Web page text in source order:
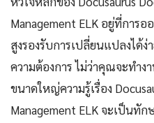
Management ELK อยู่ที่การ
สูงรองรับการเปลี่ยนแปลงได้ง่
ความต้องการ ไม่ว่าคุณจะทำ
ขนาดใหญ่ความรู้เรื่อง
Management ELK จะเป็นทั